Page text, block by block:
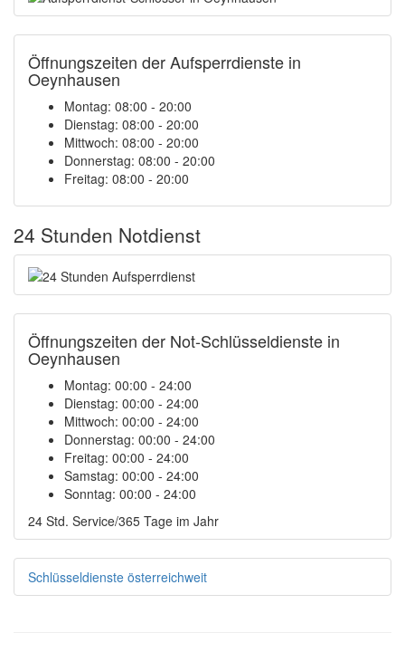
Öffnungszeiten der Aufsperrdienste in
Oeynhausen
Montag: 08:00 - 20:00
Dienstag: 08:00 - 20:00
Mittwoch: 08:00 - 20:00
Donnerstag: 08:00 - 20:00
Freitag: 08:00 - 20:00
24 Stunden Notdienst
Öffnungszeiten der Not-Schlüsseldienste in
Oeynhausen
Montag: 00:00 - 24:00
Dienstag: 00:00 - 24:00
Mittwoch: 00:00 - 24:00
Donnerstag: 00:00 - 24:00
Freitag: 00:00 - 24:00
Samstag: 00:00 - 24:00
Sonntag: 00:00 - 24:00
24 Std. Service/365 Tage im Jahr
Schlüsseldienste österreichweit